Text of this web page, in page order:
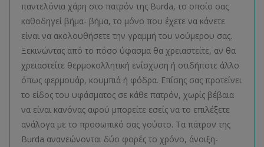
παντελόνια χάρη στο πατρόν της Burda, το οποίο σας
καθοδηγεί βήμα- βήμα, το μόνο που έχετε να κάνετε
είναι να ακολουθήσετε την γραμμή του νούμερου σας.
Ξεκινώντας από το πόσο ύφασμα θα χρειαστείτε, αν θα
χρειαστείτε θερμοκολλητική ενίσχυση ή οτιδήποτε άλλο
όπως φερμουάρ, κουμπιά ή φόδρα. Επίσης σας προτείνει
το είδος του υφάσματος σε κάθε πατρόν, χωρίς βέβαια
να είναι κανόνας αφού μπορείτε εσείς να το επιλέξετε
ανάλογα με το προσωπικό σας γούστο. Τα πάτρον της
Burda ανανεώνονται δύο φορές το χρόνο, άνοιξη-